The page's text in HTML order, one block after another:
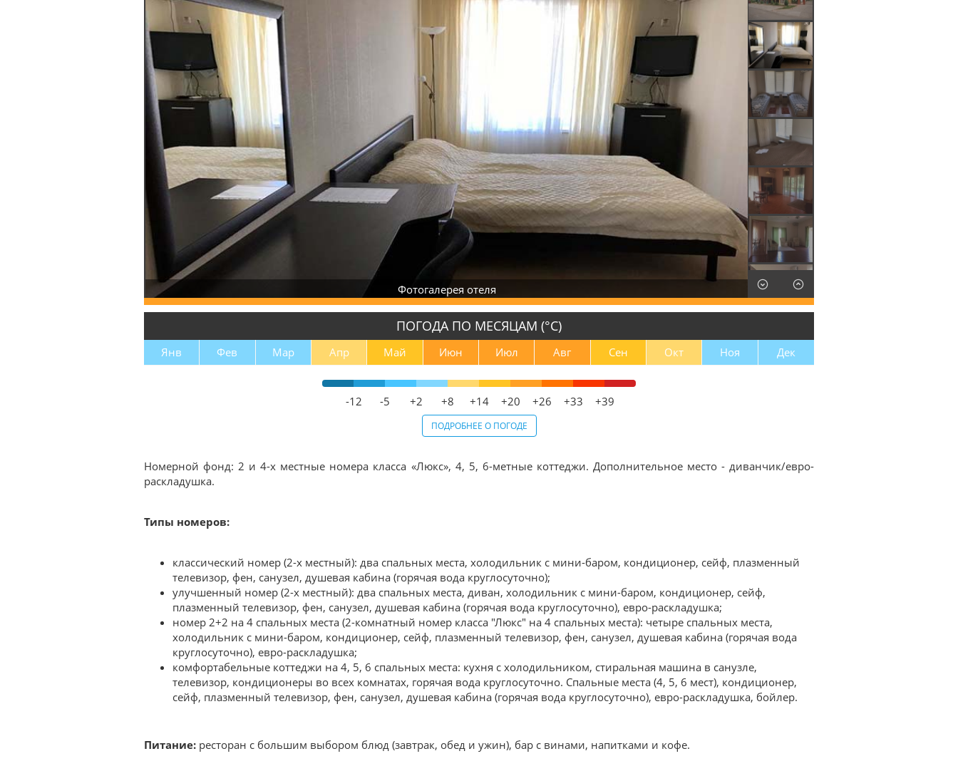
Фотогалерея отеля
ПОГОДА ПО МЕСЯЦАМ (°С)
Янв Фев Мар Апр Май Июн Июл Авг Сен Окт Ноя Дек
-12 -5 +2 +8 +14 +20 +26 +33 +39
ПОДРОБНЕЕ О ПОГОДЕ
Номерной фонд: 2 и 4-х местные номера класса «Люкс», 4, 5, 6-метные коттеджи. Дополнительное место - диванчик/евро-
раскладушка.
Типы номеров:
классический номер (2-х местный): два спальных места, холодильник с мини-баром, кондиционер, сейф, плазменный
телевизор, фен, санузел, душевая кабина (горячая вода круглосуточно);
улучшенный номер (2-х местный): два спальных места, диван, холодильник с мини-баром, кондиционер, сейф,
плазменный телевизор, фен, санузел, душевая кабина (горячая вода круглосуточно), евро-раскладушка;
номер 2+2 на 4 спальных места (2-комнатный номер класса "Люкс" на 4 спальных места): четыре спальных места,
холодильник с мини-баром, кондиционер, сейф, плазменный телевизор, фен, санузел, душевая кабина (горячая вода
круглосуточно), евро-раскладушка;
комфортабельные коттеджи на 4, 5, 6 спальных места: кухня с холодильником, стиральная машина в санузле,
телевизор, кондиционеры во всех комнатах, горячая вода круглосуточно. Спальные места (4, 5, 6 мест), кондиционер,
сейф, плазменный телевизор, фен, санузел, душевая кабина (горячая вода круглосуточно), евро-раскладушка, бойлер.
Питание: ресторан с большим выбором блюд (завтрак, обед и ужин), бар с винами, напитками и кофе.